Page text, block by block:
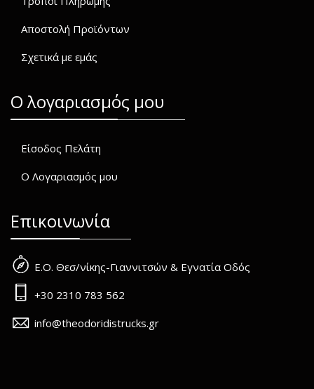
Αποστολή Προϊόντων
Σχετικά με εμάς
O λογαριασμός μου
Είσοδος Πελάτη
Ο Λογαριασμός μου
Επικοινωνία
Ε.Ο. Θεσ/νίκης-Γιαννιτσών & Εγνατία Οδός
+30 2310 783 562
info@theodoridistrucks.gr